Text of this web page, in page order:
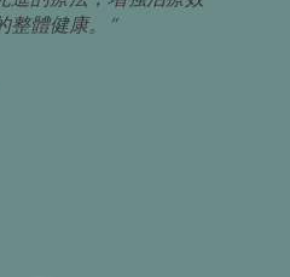
整體健康。”